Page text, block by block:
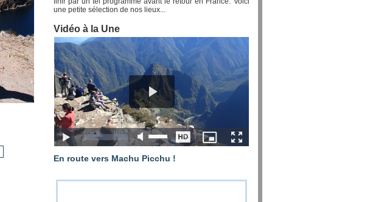
une petite sélection de nos lieux...
Vidéo à la Une
En route vers Machu Picchu !